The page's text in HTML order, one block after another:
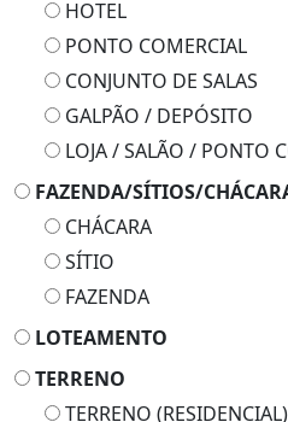
HOTEL
PONTO COMERCIAL
CONJUNTO DE SALAS
GALPÃO / DEPÓSITO
LOJA / SALÃO / PONTO
FAZENDA/SÍTIOS/
CHÁCARA
SÍTIO
FAZENDA
LOTEAMENTO
TERRENO
TERRENO (RESIDENCIAL)